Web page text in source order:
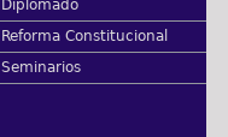
Diplomado
Reforma Constitucional
Seminarios